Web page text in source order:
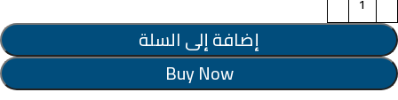
إضافة إلى السلة
Buy Now